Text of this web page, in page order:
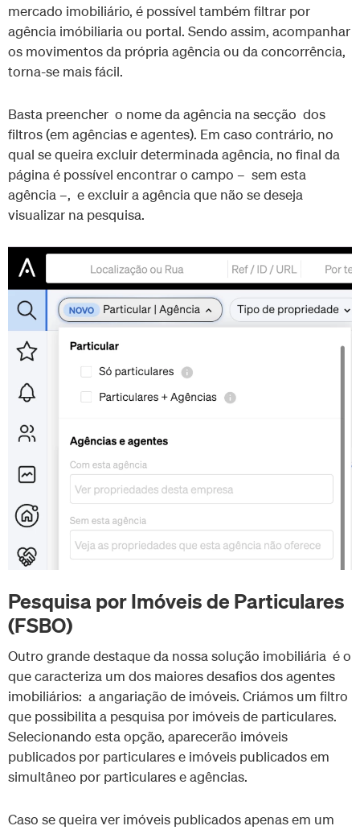
mercado imobiliário, é possível também filtrar por
agência imóbiliaria ou portal. Sendo assim, acompanhar
os movimentos da própria agência ou da concorrência,
torna-se mais fácil.
Basta preencher o nome da agência na secção dos
filtros (em agências e agentes). Em caso contrário, no
qual se queira excluir determinada agência, no final da
página é possível encontrar o campo – sem esta
agência –, e excluir a agência que não se deseja
visualizar na pesquisa.
Pesquisa por Imóveis de Particulares
(FSBO)
Outro grande destaque da nossa solução imobiliária é o
que caracteriza um dos maiores desafios dos agentes
imobiliários: a angariação de imóveis. Criámos um filtro
que possibilita a pesquisa por imóveis de particulares.
Selecionando esta opção, aparecerão imóveis
publicados por particulares e imóveis publicados em
simultâneo por particulares e agências.
Caso se queira ver imóveis publicados apenas em um